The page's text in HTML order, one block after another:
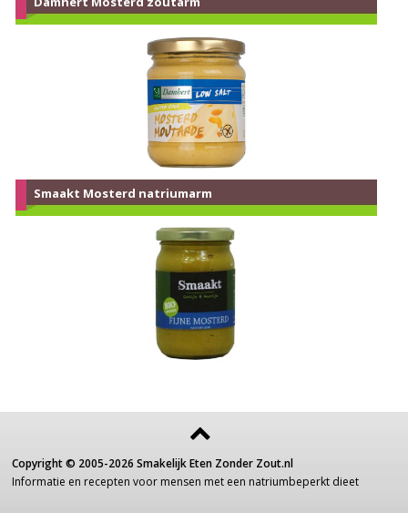
Smaakt Mosterd natriumarm
Copyright © 2005-2026 Smakelijk Eten Zonder Zout.nl
Informatie en recepten voor mensen met een natriumbeperkt dieet